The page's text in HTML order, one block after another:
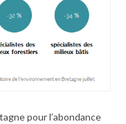
pour l’abondance